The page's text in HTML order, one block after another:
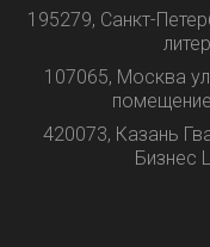
195279, Санкт-
107065, Москва
420073, Казань
Бизнес